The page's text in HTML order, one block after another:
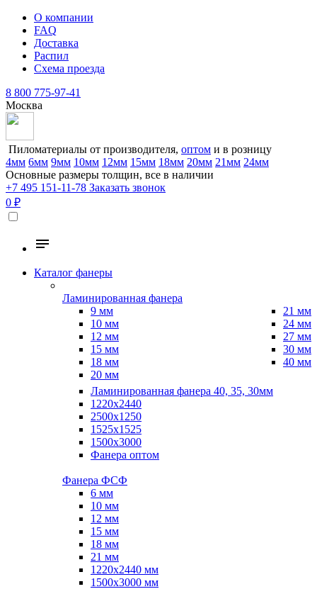
О компании
FAQ
Доставка
Распил
Схема проезда
8 800 775-97-41
Москва
Пиломатериалы от производителя, оптом и в розницу
4мм 6мм 9мм 10мм 12мм 15мм 18мм 20мм 21мм 24мм
Основные размеры толщин, все в наличии
+7 495 151-11-78 Заказать звонок
0 ₽
Каталог фанеры
Ламинированная фанера
9 мм
10 мм
12 мм
15 мм
18 мм
20 мм
21 мм
24 мм
27 мм
30 мм
40 мм
Ламинированная фанера 40, 35, 30мм
1220x2440
2500x1250
1525x1525
1500x3000
Фанера оптом
Фанера ФСФ
6 мм
10 мм
12 мм
15 мм
18 мм
21 мм
1220х2440 мм
1500х3000 мм